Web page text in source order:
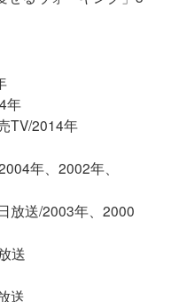
年
TV/2014年
年、2002年、
放送/2003年、2000
送
送